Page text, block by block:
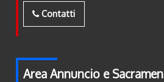
Contatti
Area Annuncio e